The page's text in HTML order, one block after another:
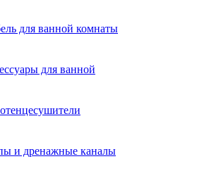
для ванной комнаты
для ванной
и дренажные каналы